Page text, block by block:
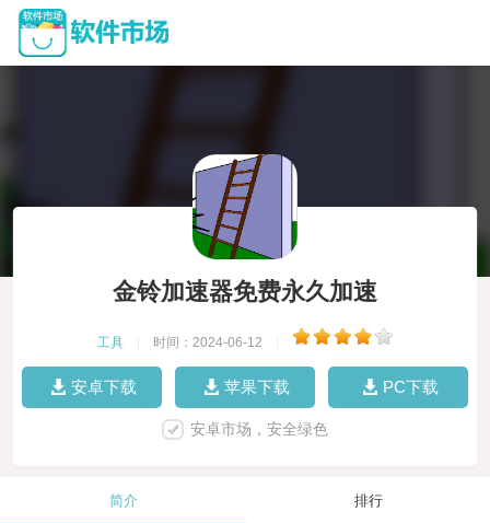
金铃加速器免费永久加速
工具 时间：2024-06-12
安卓下载 苹果下载 PC下载
安卓市场，安全绿色
简介 排行